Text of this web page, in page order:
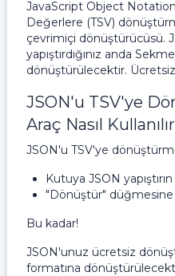
JavaScript Object
Değerlere (TSV)
çevrimiçi dönüştürücüsü.
yapıştırdığınız anda
dönüştürülecektir.
JSON'u TSV'ye
Araç Nasıl
JSON'u TSV'ye
Kutuya JSON
"Dönüştür" düğmesine
Bu kadar!
JSON'unuz ücretsiz
formatına